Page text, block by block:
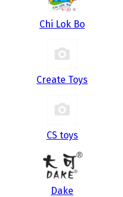
Chi Lok Bo
Create Toys
CS toys
Dake